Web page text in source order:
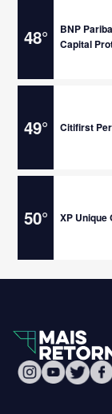
48°
BNP
Capital
49° Citifirst
50° XP Unique